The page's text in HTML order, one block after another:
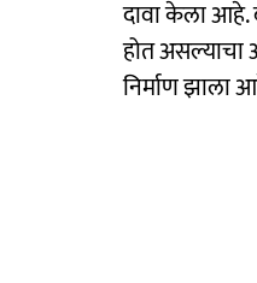
दावा केला आहे.
होत असल्याचा
निर्माण झाला